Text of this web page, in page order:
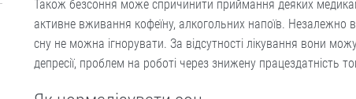
Також безсоння може спричинити приймання деяких
активне вживання кофеїну, алкогольних напоїв. Незалежно
сну не можна ігнорувати. За відсутності лікування вони
депресії, проблем на роботі через знижену працездатність